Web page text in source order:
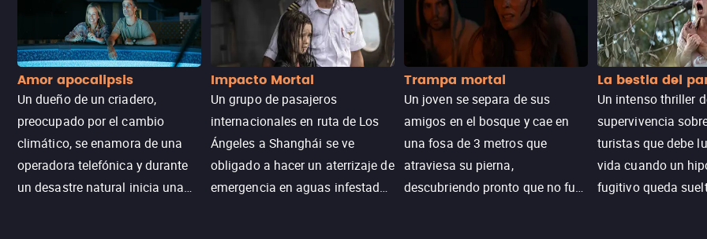
Amor apocalipsis
Un dueño de un criadero,
preocupado por el cambio
climático, se enamora de una
operadora telefónica y durante
un desastre natural inicia una
Impacto Mortal
Un grupo de pasajeros
internacionales en ruta de Los
Ángeles a Shanghái se ve
obligado a hacer un aterrizaje de
emergencia en aguas infestadas
Trampa mortal
Un joven se separa de sus
amigos en el bosque y cae en
una fosa de 3 metros que
atraviesa su pierna,
descubriendo pronto que no fue
La bestia del
Un intenso thriller
supervivencia
turistas que debe
vida cuando un
fugitivo queda